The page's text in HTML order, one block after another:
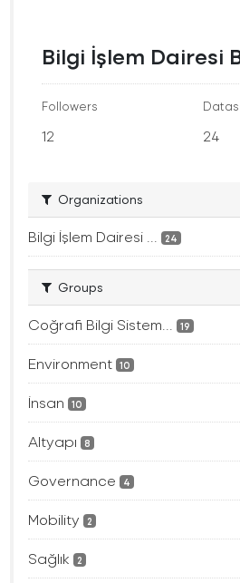
Bilgi İşlem Dairesi
Followers
12 24
Organizations
Bilgi İşlem Dairesi ... 24
Groups
Coğrafi Bilgi Sistem... 19
Environment 10
İnsan 10
Altyapı 8
Governance 4
Mobility 2
Sağlık 2